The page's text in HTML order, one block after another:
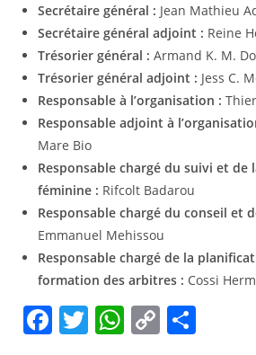
Secrétaire général : Jean Mathieu
Secrétaire général adjoint : Reine
Trésorier général : Armand K. M.
Trésorier général adjoint : Jess C.
Responsable à l’organisation :
Responsable adjoint à
Mare Bio
Responsable chargé du suivi et de
féminine : Rifcolt Badarou
Responsable chargé du conseil et
Emmanuel Mehissou
Responsable chargé de la
formation des arbitres : Cossi
F T W C